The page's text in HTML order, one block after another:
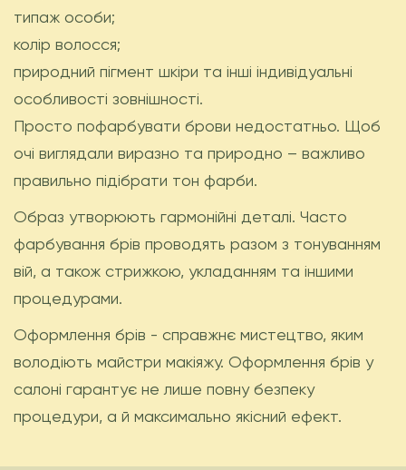
типаж особи;
колір волосся;
природний пігмент шкіри та інші індивідуальні
особливості зовнішності.
Просто пофарбувати брови недостатньо. Щоб
очі виглядали виразно та природно – важливо
правильно підібрати тон фарби.
Образ утворюють гармонійні деталі. Часто
фарбування брів проводять разом з тонуванням
вій, а також стрижкою, укладанням та іншими
процедурами.
Оформлення брів - справжнє мистецтво, яким
володіють майстри макіяжу. Оформлення брів у
салоні гарантує не лише повну безпеку
процедури, а й максимально якісний ефект.